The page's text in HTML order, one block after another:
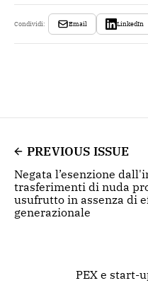
Condividi: Email LinkedIn
PREVIOUS ISSUE
Negata l’esenzione
trasferimenti di nuda
usufrutto in assenza di
generazionale
PEX e start-